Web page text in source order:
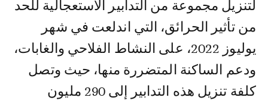
لتنزيل مجموعة من التدابير الاستعجالية للحد
من تأثير الحرائق، التي اندلعت في شهر
يوليوز 2022، على النشاط الفلاحي ‏والغابات،
ودعم الساكنة ‏المتضررة منها، حيث وتصل
كلفة تنزيل هذه التدابير إلى 290 مليون